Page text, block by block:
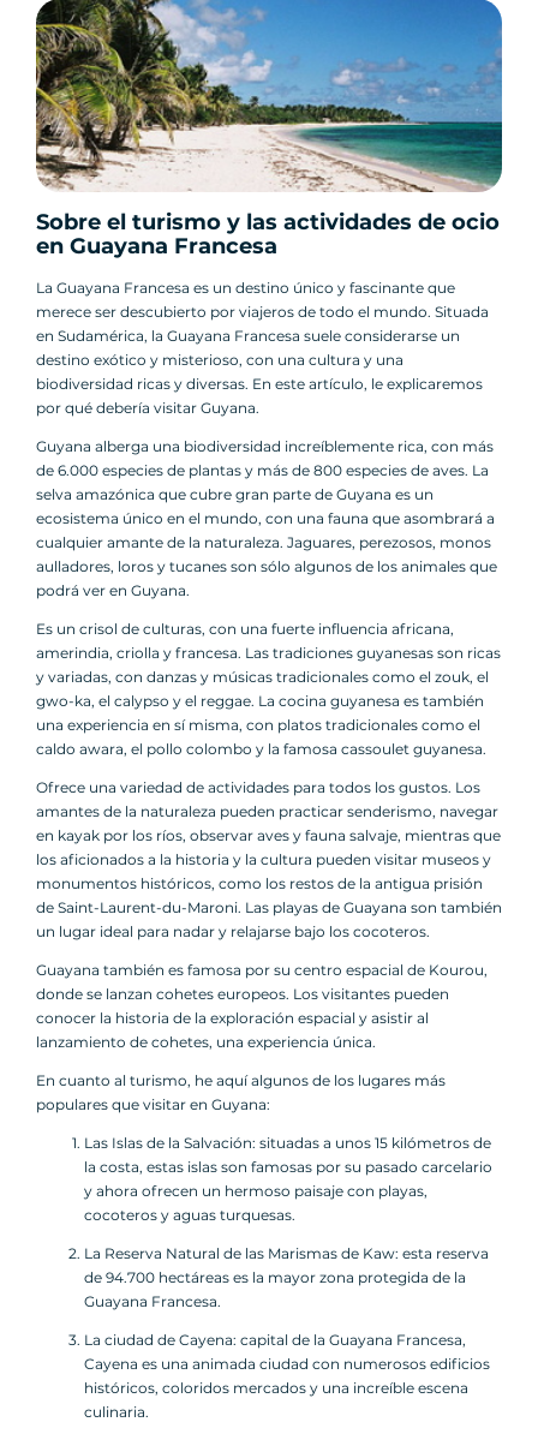
Sobre el turismo y las actividades de ocio
en Guayana Francesa
La Guayana Francesa es un destino único y fascinante que
merece ser descubierto por viajeros de todo el mundo. Situada
en Sudamérica, la Guayana Francesa suele considerarse un
destino exótico y misterioso, con una cultura y una
biodiversidad ricas y diversas. En este artículo, le explicaremos
por qué debería visitar Guyana.
Guyana alberga una biodiversidad increíblemente rica, con más
de 6.000 especies de plantas y más de 800 especies de aves. La
selva amazónica que cubre gran parte de Guyana es un
ecosistema único en el mundo, con una fauna que asombrará a
cualquier amante de la naturaleza. Jaguares, perezosos, monos
aulladores, loros y tucanes son sólo algunos de los animales que
podrá ver en Guyana.
Es un crisol de culturas, con una fuerte influencia africana,
amerindia, criolla y francesa. Las tradiciones guyanesas son ricas
y variadas, con danzas y músicas tradicionales como el zouk, el
gwo-ka, el calypso y el reggae. La cocina guyanesa es también
una experiencia en sí misma, con platos tradicionales como el
caldo awara, el pollo colombo y la famosa cassoulet guyanesa.
Ofrece una variedad de actividades para todos los gustos. Los
amantes de la naturaleza pueden practicar senderismo, navegar
en kayak por los ríos, observar aves y fauna salvaje, mientras que
los aficionados a la historia y la cultura pueden visitar museos y
monumentos históricos, como los restos de la antigua prisión
de Saint-Laurent-du-Maroni. Las playas de Guayana son también
un lugar ideal para nadar y relajarse bajo los cocoteros.
Guayana también es famosa por su centro espacial de Kourou,
donde se lanzan cohetes europeos. Los visitantes pueden
conocer la historia de la exploración espacial y asistir al
lanzamiento de cohetes, una experiencia única.
En cuanto al turismo, he aquí algunos de los lugares más
populares que visitar en Guyana:
Las Islas de la Salvación: situadas a unos 15 kilómetros de
la costa, estas islas son famosas por su pasado carcelario
y ahora ofrecen un hermoso paisaje con playas,
cocoteros y aguas turquesas.
La Reserva Natural de las Marismas de Kaw: esta reserva
de 94.700 hectáreas es la mayor zona protegida de la
Guayana Francesa.
La ciudad de Cayena: capital de la Guayana Francesa,
Cayena es una animada ciudad con numerosos edificios
históricos, coloridos mercados y una increíble escena
culinaria.